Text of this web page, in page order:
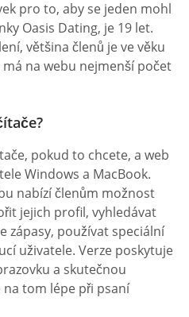
pro to, aby se jeden mohl
Oasis Dating, je 19 let.
většina členů je ve věku
na webu nejmenší počet
pokud to chcete, a web
Windows a MacBook.
nabízí členům možnost
jejich profil, vyhledávat
zápasy, používat speciální
uživatele. Verze poskytuje
a skutečnou
na tom lépe při psaní